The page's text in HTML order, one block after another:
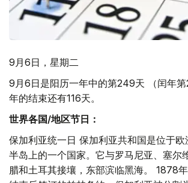
9月6日，星期二
9月6日是阳历一年中的第249天 （闰年
年的结束还有116天。
世界各国/地区节日：
保加利亚统一日 保加利亚共和国是位于
半岛上的一个国家。它与罗马尼亚、塞尔
腊和土耳其接壤，东部滨临黑海。 1878